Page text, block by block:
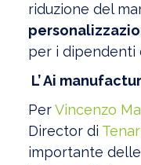
riduzione del
per i dipendenti
L’ Ai
PerVincenzo
Director di
importante